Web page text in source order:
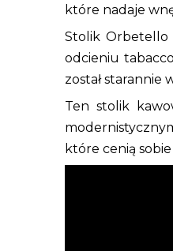
które nadaje
Stolik Orbetello
odcieniu
został starannie
Ten stolik
które cenią